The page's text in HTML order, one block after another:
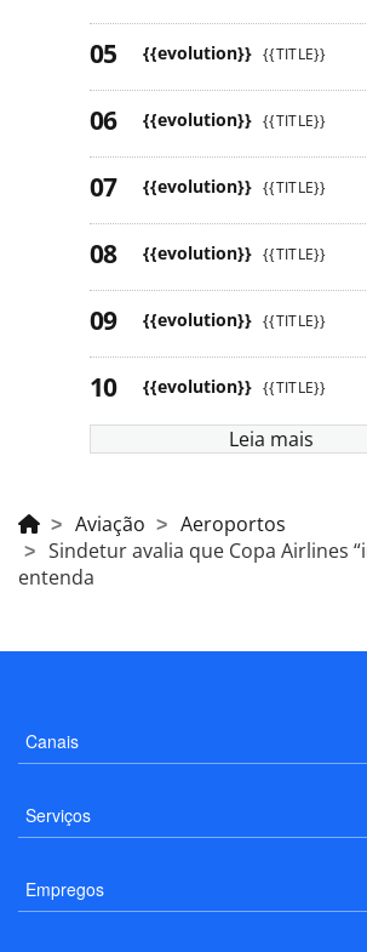
{{evolution}} {{TITLE}}
{{evolution}} {{TITLE}}
{{evolution}} {{TITLE}}
{{evolution}} {{TITLE}}
{{evolution}} {{TITLE}}
{{evolution}} {{TITLE}}
Leia mais
Aviação
Aeroportos
Sindetur avalia que Copa Airlines
entenda
Canais
Serviços
Empregos